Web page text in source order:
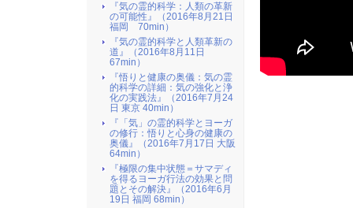
『気の霊的科学：人類の革新
の可能性』（2016年8月21日
福岡 70min）
『気の霊的科学と人類革新の
道』（2016年8月11日
67min）
『悟りと健康の奥儀：気の霊
的科学の詳細：気の強化と浄
化の実践法』（2016年7月24
日 東京 40min）
『「気」の霊的科学とヨーガ
の修行：悟りと心身の健康の
奥儀』（2016年7月17日 大阪
64min）
『極限の集中状態＝サマディ
を得るヨーガ行法の効果と問
題とその解決』（2016年6月
19日 福岡 68min）